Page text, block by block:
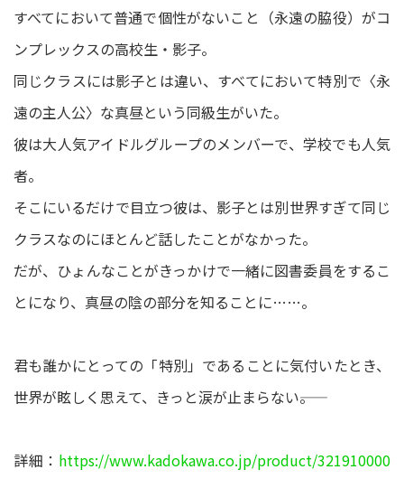
すべてにおいて普通で個性がないこと（永遠の脇役）がコ
ンプレックスの高校生・影子。
同じクラスには影子とは違い、すべてにおいて特別で〈永
遠の主人公〉な真昼という同級生がいた。
彼は大人気アイドルグループのメンバーで、学校でも人気
者。
そこにいるだけで目立つ彼は、影子とは別世界すぎて同じ
クラスなのにほとんど話したことがなかった。
だが、ひょんなことがきっかけで一緒に図書委員をするこ
とになり、真昼の陰の部分を知ることに……。
君も誰かにとっての「特別」であることに気付いたとき、
世界が眩しく思えて、きっと涙が止まらない――。
詳細： https://www.kadokawa.co.jp/product/321910000